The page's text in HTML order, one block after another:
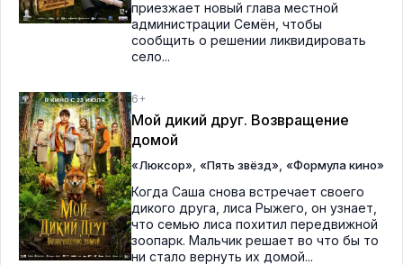
приезжает новый глава местной
администрации Семён, чтобы
сообщить о решении ликвидировать
село...
6+
Мой дикий друг. Возвращение
домой
«Люксор» «Пять звёзд» «Формула кино»
Когда Саша снова встречает своего
дикого друга, лиса Рыжего, он узнает,
что семью лиса похитил передвижной
зоопарк. Мальчик решает во что бы то
ни стало вернуть их домой...